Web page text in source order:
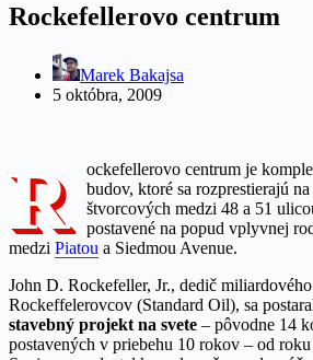
Rockefellerovo centrum
Marek Bakajsa
5 októbra, 2009
R
ockefellerovo centrum je
budov, ktoré sa rozprestierajú
štvorcových medzi 48 a 51
postavené na popud vplyvnej
medzi Piatou a Siedmou Avenue.
John D. Rockefeller, Jr., dedič
Rockeffelerovcov (Standard Oil), sa
stavebný projekt na svete – pôvodne 14
postavených v priebehu 10 rokov – od